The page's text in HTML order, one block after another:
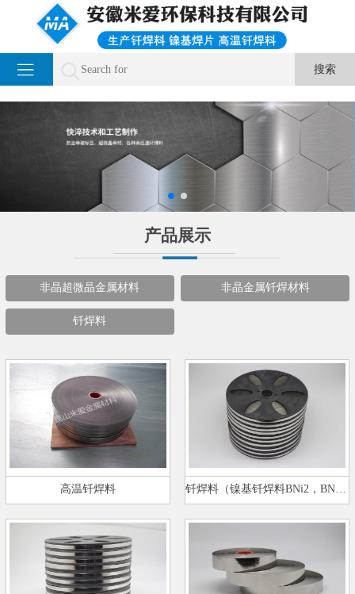
产品展示
非晶超微晶金属材料 非晶金属钎焊材料
钎焊料
高温钎焊料 钎焊料（镍基钎焊料BNi2，BNi5）…